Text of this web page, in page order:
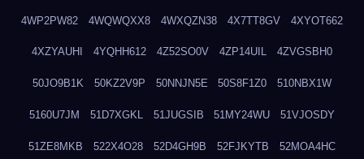
4WP2PW82 4WQWQXX8 4WXQZN38 4X7TT8GV 4XYOT662
4XZYAUHI 4YQHH612 4Z52SO0V 4ZP14UIL 4ZVGSBH0
50JO9B1K 50KZ2V9P 50NNJN5E 50S8F1Z0 510NBX1W
5160U7JM 51D7XGKL 51JUGSIB 51MY24WU 51VJOSDY
51ZE8MKB 522X4O28 52D4GH9B 52FJKYTB 52MOA4HC